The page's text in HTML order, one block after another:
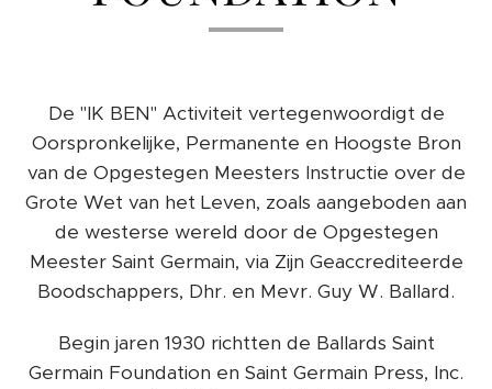
De "IK BEN" Activiteit vertegenwoordigt de
Oorspronkelijke, Permanente en Hoogste Bron
van de Opgestegen Meesters Instructie over de
Grote Wet van het Leven, zoals aangeboden aan
de westerse wereld door de Opgestegen
Meester Saint Germain, via Zijn Geaccrediteerde
Boodschappers, Dhr. en Mevr. Guy W. Ballard.
Begin jaren 1930 richtten de Ballards Saint
Germain Foundation en Saint Germain Press, Inc.